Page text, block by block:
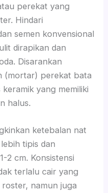
perekat yang
Hindari
semen konvensional
dirapikan dan
Disarankan
(mortar) perekat bata
yang memiliki
halus.
ketebalan nat
tipis dan
2 cm. Konsistensi
terlalu cair yang
namun juga